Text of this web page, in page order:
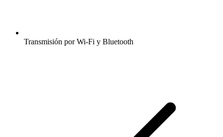
Transmisión por Wi-Fi y Bluetooth